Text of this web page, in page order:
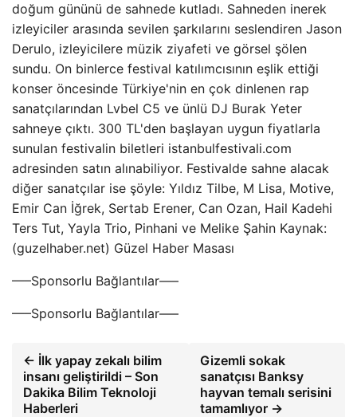
doğum gününü de sahnede kutladı. Sahneden inerek
izleyiciler arasında sevilen şarkılarını seslendiren Jason
Derulo, izleyicilere müzik ziyafeti ve görsel şölen
sundu. On binlerce festival katılımcısının eşlik ettiği
konser öncesinde Türkiye'nin en çok dinlenen rap
sanatçılarından Lvbel C5 ve ünlü DJ Burak Yeter
sahneye çıktı. 300 TL'den başlayan uygun fiyatlarla
sunulan festivalin biletleri istanbulfestivali.com
adresinden satın alınabiliyor. Festivalde sahne alacak
diğer sanatçılar ise şöyle: Yıldız Tilbe, M Lisa, Motive,
Emir Can İğrek, Sertab Erener, Can Ozan, Hail Kadehi
Ters Tut, Yayla Trio, Pinhani ve Melike Şahin Kaynak:
(guzelhaber.net) Güzel Haber Masası
—–Sponsorlu Bağlantılar—–
—–Sponsorlu Bağlantılar—–
← İlk yapay zekalı bilim
insanı geliştirildi – Son
Dakika Bilim Teknoloji
Haberleri
Gizemli sokak
sanatçısı Banksy
hayvan temalı serisini
tamamlıyor →